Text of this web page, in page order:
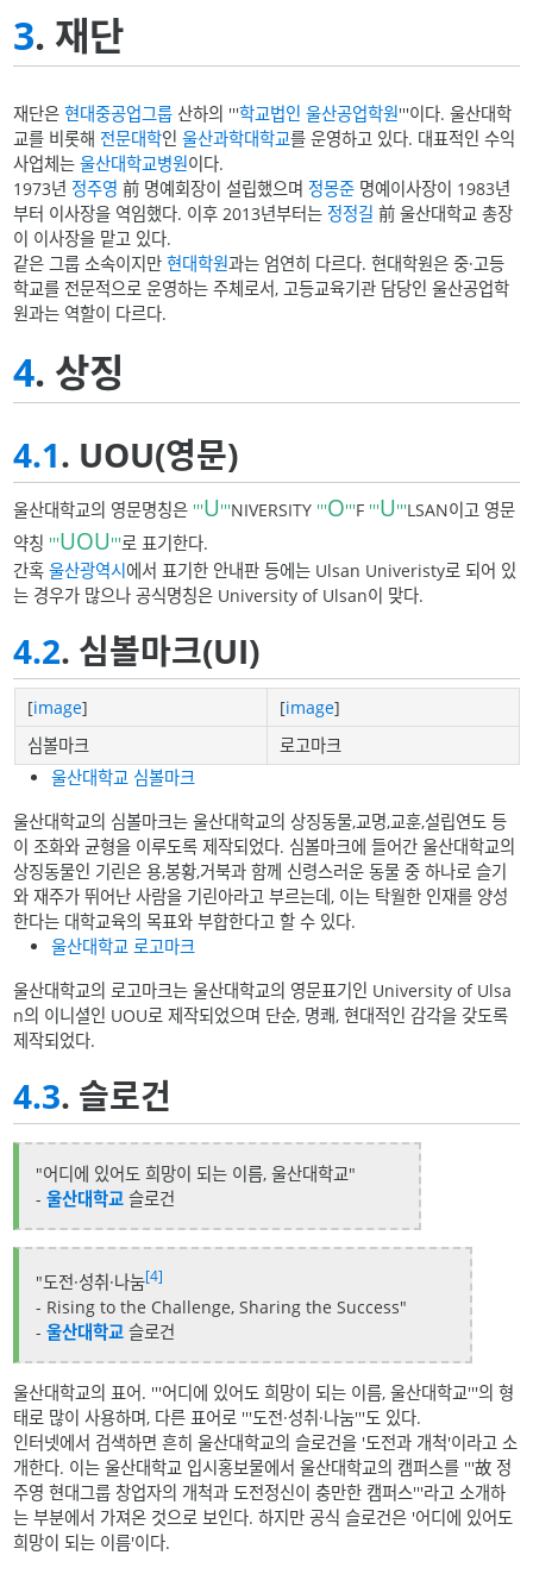
3. 재단
재단은현대중공업그룹 산하의 '''학교법인 울산공업학원'''이다. 울산대학
교를 비롯해 전문대학인울산과학대학교를 운영하고 있다. 대표적인 수익
사업체는울산대학교병원이다.
1973년 정주영 前 명예회장이 설립했으며 정몽준 명예이사장이 1983년
부터 이사장을 역임했다. 이후 2013년부터는 정정길 前 울산대학교 총장
이 이사장을 맡고 있다.
같은 그룹 소속이지만현대학원과는 엄연히 다르다. 현대학원은 중·고등
학교를 전문적으로 운영하는 주체로서, 고등교육기관 담당인 울산공업학
원과는 역할이 다르다.
4. 상징
4.1. UOU(영문)
울산대학교의 영문명칭은 '''U'''NIVERSITY '''O'''F '''U'''LSAN이고 영문
약칭 '''UOU'''로 표기한다.
간혹울산광역시에서 표기한 안내판 등에는 Ulsan Univeristy로 되어 있
는 경우가 많으나 공식명칭은 University of Ulsan이 맞다.
4.2. 심볼마크(UI)
[image] [image]
심볼마크
로고마크
울산대학교 심볼마크
울산대학교의 심볼마크는 울산대학교의 상징동물,교명,교훈,설립연도 등
이 조화와 균형을 이루도록 제작되었다. 심볼마크에 들어간 울산대학교의
상징동물인 기린은 용,봉황,거북과 함께 신령스러운 동물 중 하나로 슬기
와 재주가 뛰어난 사람을 기린아라고 부르는데, 이는 탁월한 인재를 양성
한다는 대학교육의 목표와 부합한다고 할 수 있다.
울산대학교 로고마크
울산대학교의 로고마크는 울산대학교의 영문표기인 University of Ulsa
n의 이니셜인 UOU로 제작되었으며 단순, 명쾌, 현대적인 감각을 갖도록
제작되었다.
4.3. 슬로건
"어디에 있어도 희망이 되는 이름, 울산대학교"
-울산대학교 슬로건
"도전·성취·나눔[4]
- Rising to the Challenge, Sharing the Success"
-울산대학교 슬로건
울산대학교의 표어. '''어디에 있어도 희망이 되는 이름, 울산대학교'''의 형
태로 많이 사용하며, 다른 표어로 '''도전·성취·나눔'''도 있다.
인터넷에서 검색하면 흔히 울산대학교의 슬로건을 '도전과 개척'이라고 소
개한다. 이는 울산대학교 입시홍보물에서 울산대학교의 캠퍼스를 '''故 정
주영 현대그룹 창업자의 개척과 도전정신이 충만한 캠퍼스'''라고 소개하
는 부분에서 가져온 것으로 보인다. 하지만 공식 슬로건은 '어디에 있어도
희망이 되는 이름'이다.